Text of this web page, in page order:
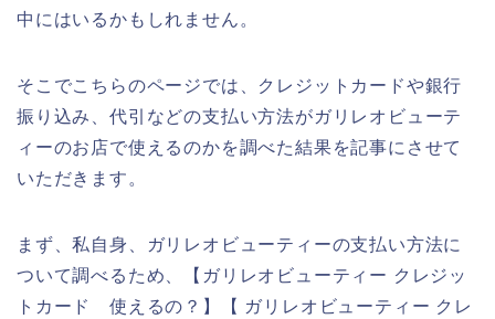
中にはいるかもしれません。
そこでこちらのページでは、クレジットカードや銀行
振り込み、代引などの支払い方法がガリレオビューテ
ィーのお店で使えるのかを調べた結果を記事にさせて
いただきます。
まず、私自身、ガリレオビューティーの支払い方法に
ついて調べるため、【ガリレオビューティー クレジッ
トカード 使えるの？】【 ガリレオビューティー クレ